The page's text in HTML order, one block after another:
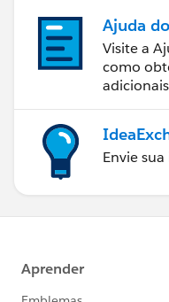
Ajuda
Visite a
como
Envie